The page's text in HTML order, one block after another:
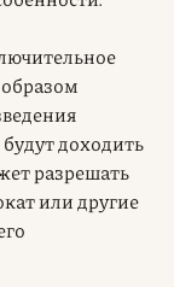
доходить
разрешать
или другие